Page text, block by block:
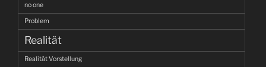
no one
Problem
Realität
Realität Vorstellung